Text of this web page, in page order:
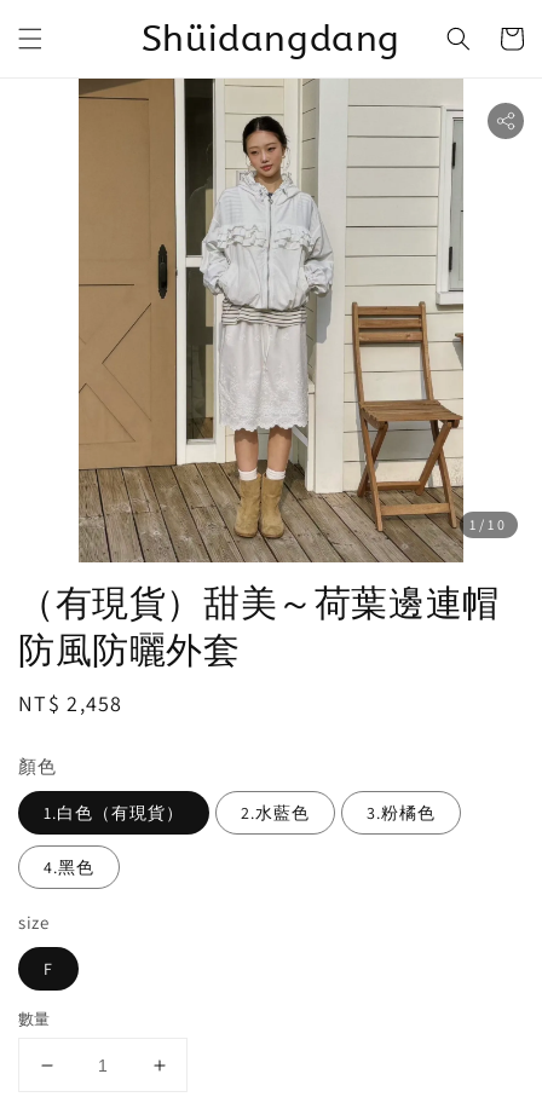
Shüidangdang
1 /10
（有現貨）甜美～荷葉邊連帽
防風防曬外套
Regular
NT$ 2,458
顏色
1.白色（有現貨） 2.水藍色 3.粉橘色
4.黑色
size
F
數量